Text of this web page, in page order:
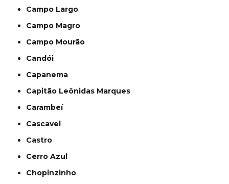
Campo Largo
Campo Magro
Campo Mourão
Candói
Capanema
Capitão Leônidas Marques
Carambeí
Cascavel
Castro
Cerro Azul
Chopinzinho